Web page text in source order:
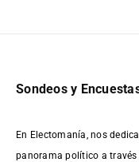
Sondeos y
En Electomanía, nos
panorama político a través